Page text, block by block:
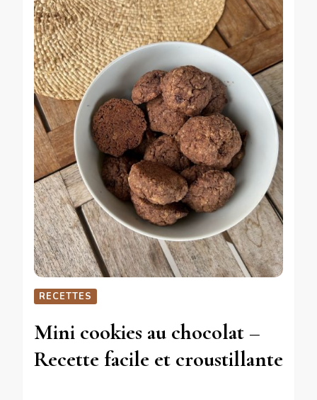
RECETTES
Mini cookies au chocolat –
Recette facile et croustillante